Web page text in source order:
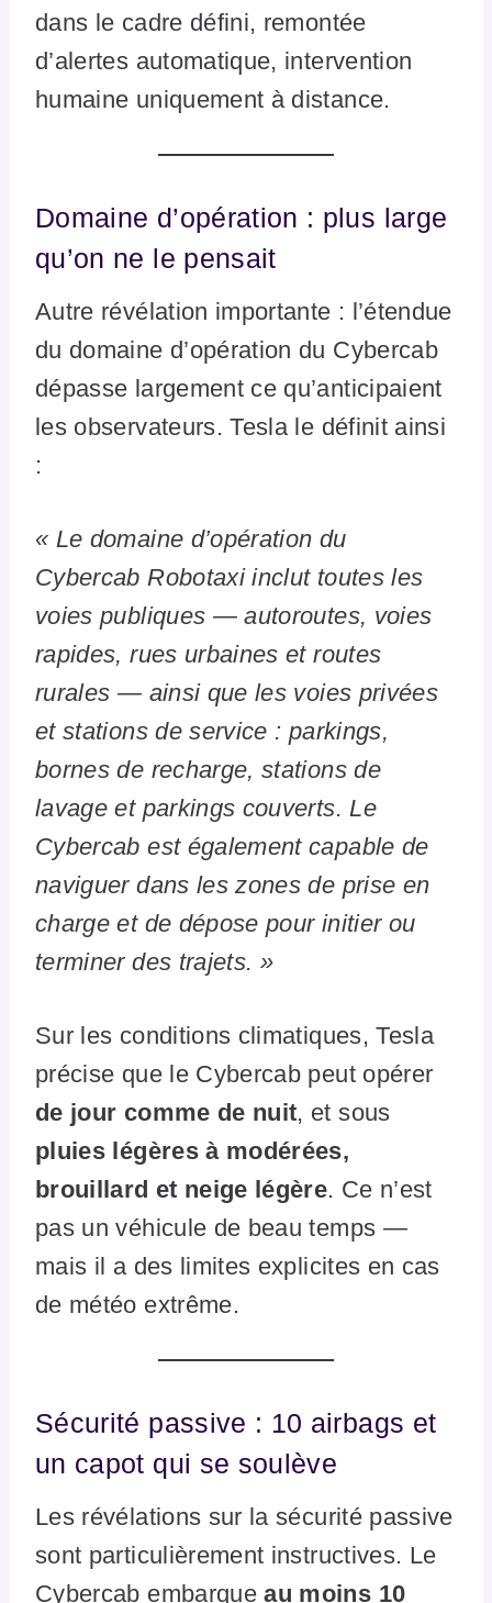
dans le cadre défini, remontée
d’alertes automatique, intervention
humaine uniquement à distance.
Domaine d’opération : plus large
qu’on ne le pensait
Autre révélation importante : l’étendue
du domaine d’opération du Cybercab
dépasse largement ce qu’anticipaient
les observateurs. Tesla le définit ainsi
:
« Le domaine d’opération du
Cybercab Robotaxi inclut toutes les
voies publiques — autoroutes, voies
rapides, rues urbaines et routes
rurales — ainsi que les voies privées
et stations de service : parkings,
bornes de recharge, stations de
lavage et parkings couverts. Le
Cybercab est également capable de
naviguer dans les zones de prise en
charge et de dépose pour initier ou
terminer des trajets. »
Sur les conditions climatiques, Tesla
précise que le Cybercab peut opérer
de jour comme de nuit, et sous
pluies légères à modérées,
brouillard et neige légère. Ce n’est
pas un véhicule de beau temps —
mais il a des limites explicites en cas
de météo extrême.
Sécurité passive : 10 airbags et
un capot qui se soulève
Les révélations sur la sécurité passive
sont particulièrement instructives. Le
Cybercab embarqueau moins 10